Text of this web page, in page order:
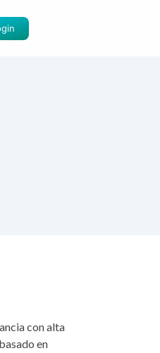
con alta
en